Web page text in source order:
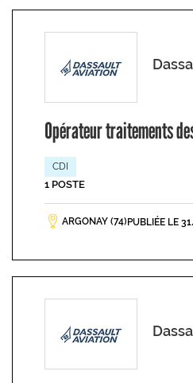
Opérateur traitements
CDI
1 POSTE
ARGONAY (74) PUBLIÉE LE